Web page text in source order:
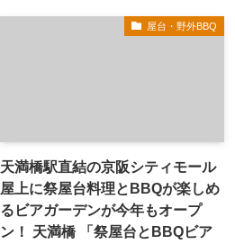
屋台・野外BBQ
天満橋駅直結の京阪シティモール
屋上に祭屋台料理とBBQが楽しめ
るビアガーデンが今年もオープ
ン！ 天満橋 「祭屋台とBBQビア